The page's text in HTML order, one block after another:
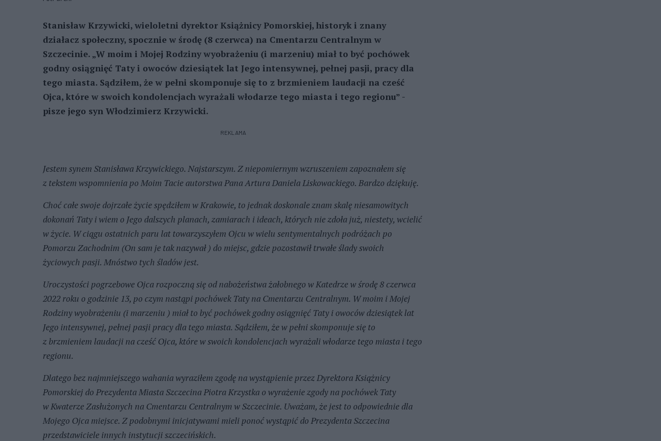
Stanisław Krzywicki, wieloletni dyrektor Książnicy Pomorskiej, historyk i znany
działacz społeczny, spocznie w środę (8 czerwca) na Cmentarzu Centralnym w
Szczecinie. „W moim i Mojej Rodziny wyobrażeniu (i marzeniu) miał to być pochówek
godny osiągnięć Taty i owoców dziesiątek lat Jego intensywnej, pełnej pasji, pracy dla
tego miasta. Sądziłem, że w pełni skomponuje się to z brzmieniem laudacji na cześć
Ojca, które w swoich kondolencjach wyrażali włodarze tego miasta i tego regionu” -
pisze jego syn Włodzimierz Krzywicki.
REKLAMA
Jestem synem Stanisława Krzywickiego. Najstarszym. Z niepomiernym wzruszeniem zapoznałem się
z tekstem wspomnienia po Moim Tacie autorstwa Pana Artura Daniela Liskowackiego. Bardzo dziękuję.
Choć całe swoje dojrzałe życie spędziłem w Krakowie, to jednak doskonale znam skalę niesamowitych
dokonań Taty i wiem o Jego dalszych planach, zamiarach i ideach, których nie zdoła już, niestety, wcielić
w życie. W ciągu ostatnich paru lat towarzyszyłem Ojcu w wielu sentymentalnych podróżach po
Pomorzu Zachodnim (On sam je tak nazywał ) do miejsc, gdzie pozostawił trwałe ślady swoich
życiowych pasji. Mnóstwo tych śladów jest.
Uroczystości pogrzebowe Ojca rozpoczną się od nabożeństwa żałobnego w Katedrze w środę 8 czerwca
2022 roku o godzinie 13, po czym nastąpi pochówek Taty na Cmentarzu Centralnym. W moim i Mojej
Rodziny wyobrażeniu (i marzeniu ) miał to być pochówek godny osiągnięć Taty i owoców dziesiątek lat
Jego intensywnej, pełnej pasji pracy dla tego miasta. Sądziłem, że w pełni skomponuje się to
z brzmieniem laudacji na cześć Ojca, które w swoich kondolencjach wyrażali włodarze tego miasta i tego
regionu.
Dlatego bez najmniejszego wahania wyraziłem zgodę na wystąpienie przez Dyrektora Książnicy
Pomorskiej do Prezydenta Miasta Szczecina Piotra Krzystka o wyrażenie zgody na pochówek Taty
w Kwaterze Zasłużonych na Cmentarzu Centralnym w Szczecinie. Uważam, że jest to odpowiednie dla
Mojego Ojca miejsce. Z podobnymi inicjatywami mieli ponoć wystąpić do Prezydenta Szczecina
przedstawiciele innych instytucji szczecińskich.